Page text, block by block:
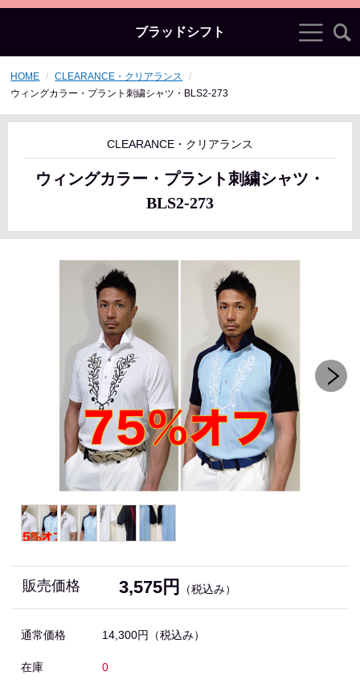
ブラッドシフト
HOME
CLEARANCE・クリアランス
ウィングカラー・プラント刺繍シャツ・BLS2-273
CLEARANCE・クリアランス
ウィングカラー・プラント刺繍シャツ・
BLS2-273
販売価格 3,575円 （税込み）
通常価格 14,300円 （税込み）
在庫 0